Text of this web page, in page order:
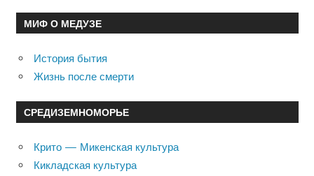
МИФ О МЕДУЗЕ
История бытия
Жизнь после смерти
СРЕДИЗЕМНОМОРЬЕ
Крито — Микенская культура
Кикладская культура